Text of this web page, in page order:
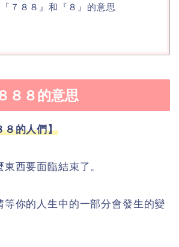
７８８』和『８』的意思
８８的意思
８的人們】
西要面臨結束了。
等你的人生中的一部分會發生的變